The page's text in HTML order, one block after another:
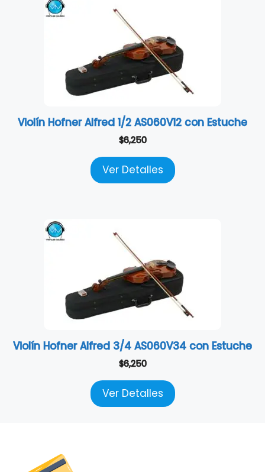
Violín Hofner Alfred 1/2 AS060V12 con Estuche
$6,250
Ver Detalles
Violín Hofner Alfred 3/4 AS060V34 con Estuche
$6,250
Ver Detalles